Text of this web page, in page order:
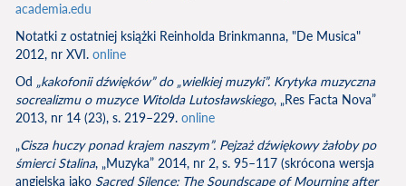
academia.edu
Notatki z ostatniej książki Reinholda Brinkmanna, "De Musica"
2012, nr XVI. online
Od „kakofonii dźwięków” do „wielkiej muzyki”. Krytyka muzyczna
socrealizmu o muzyce Witolda Lutosławskiego, „Res Facta Nova”
2013, nr 14 (23), s. 219–229. online
„Cisza huczy ponad krajem naszym”. Pejzaż dźwiękowy żałoby po
śmierci Stalina, „Muzyka” 2014, nr 2, s. 95–117 (skrócona wersja
angielska jako Sacred Silence: The Soundscape of Mourning after